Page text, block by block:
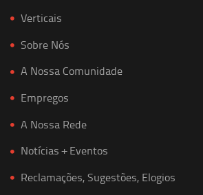
Verticais
Sobre Nós
A Nossa Comunidade
Empregos
A Nossa Rede
Notícias + Eventos
Reclamações, Sugestões, Elogios